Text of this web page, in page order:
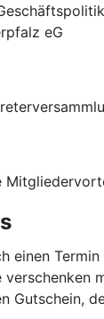
eG
einen
Gutschein,